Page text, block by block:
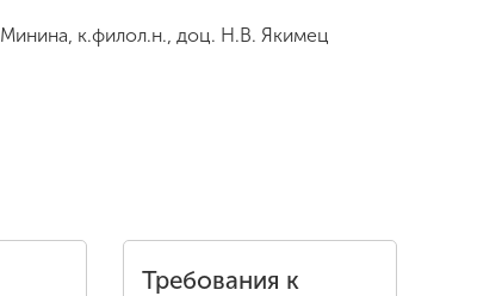
к.филол.н., доц. Н.В. Якимец
Требования к